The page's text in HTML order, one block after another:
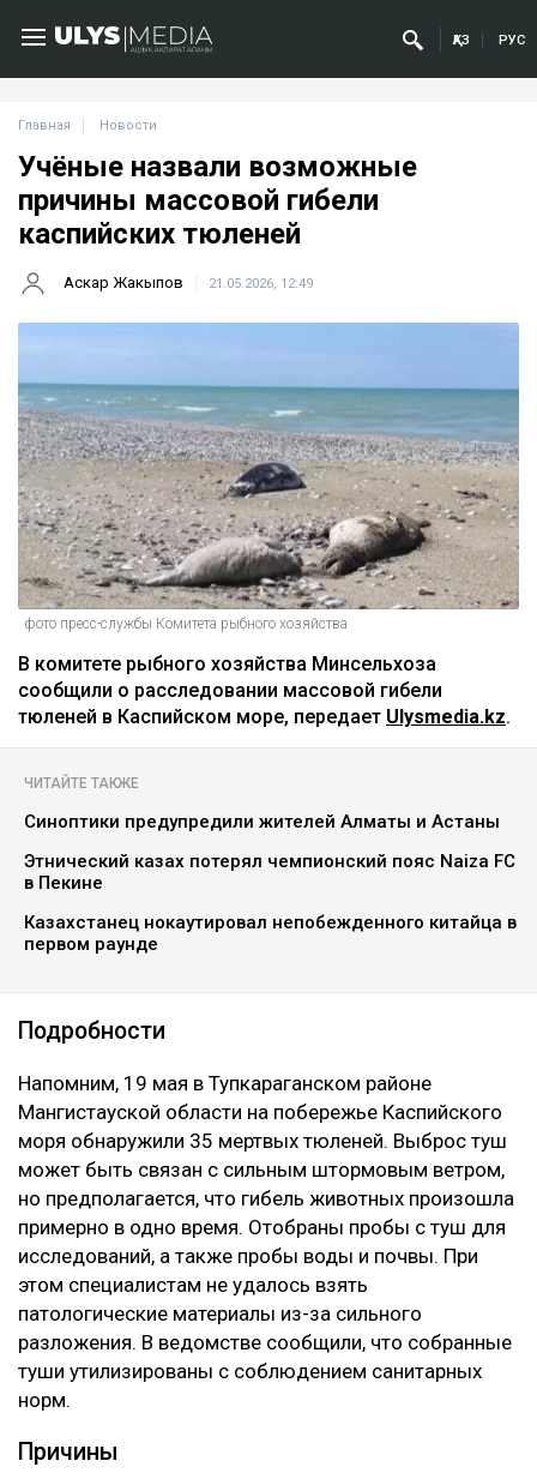
ҚАЗ РУС
Главная Новости
Учёные назвали возможные
причины массовой гибели
каспийских тюленей
Аскар Жакыпов 21.05.2026, 12:49
фото пресс-службы Комитета рыбного хозяйства
В комитете рыбного хозяйства Минсельхоза
сообщили о расследовании массовой гибели
тюленей в Каспийском море, передает Ulysmedia.kz.
ЧИТАЙТЕ ТАКЖЕ
Синоптики предупредили жителей Алматы и Астаны
Этнический казах потерял чемпионский пояс Naiza FC
в Пекине
Казахстанец нокаутировал непобежденного китайца в
первом раунде
Подробности
Напомним, 19 мая в Тупкараганском районе
Мангистауской области на побережье Каспийского
моря обнаружили 35 мертвых тюленей. Выброс туш
может быть связан с сильным штормовым ветром,
но предполагается, что гибель животных произошла
примерно в одно время. Отобраны пробы с туш для
исследований, а также пробы воды и почвы. При
этом специалистам не удалось взять
патологические материалы из-за сильного
разложения. В ведомстве сообщили, что собранные
туши утилизированы с соблюдением санитарных
норм.
Причины